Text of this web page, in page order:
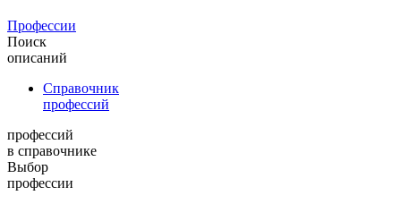
Профессии
Поиск
описаний
Справочник
профессий
профессий
в справочнике
Выбор
профессии